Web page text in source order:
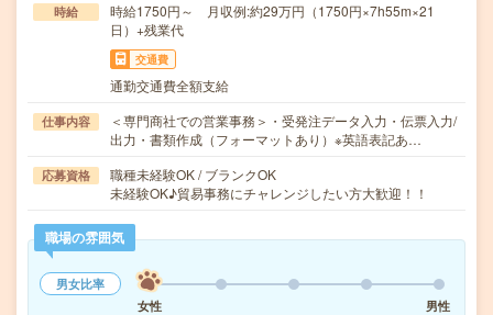
時給
時給1750円～ 月収例:約29万円（1750円×7h55m×21
日）+残業代
交通費
通勤交通費全額支給
仕事内容
＜専門商社での営業事務＞・受発注データ入力・伝票入力/
出力・書類作成（フォーマットあり）※英語表記あ…
応募資格
職種未経験OK / ブランクOK
未経験OK♪貿易事務にチャレンジしたい方大歓迎！！
職場の雰囲気
男女比率
女性
男性